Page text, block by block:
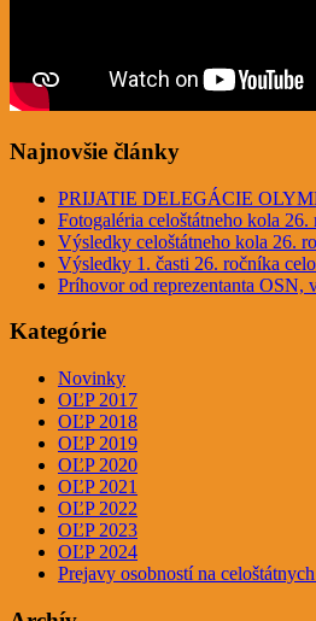
Najnovšie články
PRIJATIE DELEGÁCIE
Fotogaléria celoštátneho kola
Výsledky celoštátneho kola 26.
Výsledky 1. časti 26. ročníka
Príhovor od reprezentanta
Kategórie
Novinky
OĽP 2017
OĽP 2018
OĽP 2019
OĽP 2020
OĽP 2021
OĽP 2022
OĽP 2023
OĽP 2024
Prejavy osobností na